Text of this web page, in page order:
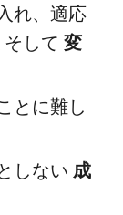
れ、適応
そして 変
とに難し
しない 成